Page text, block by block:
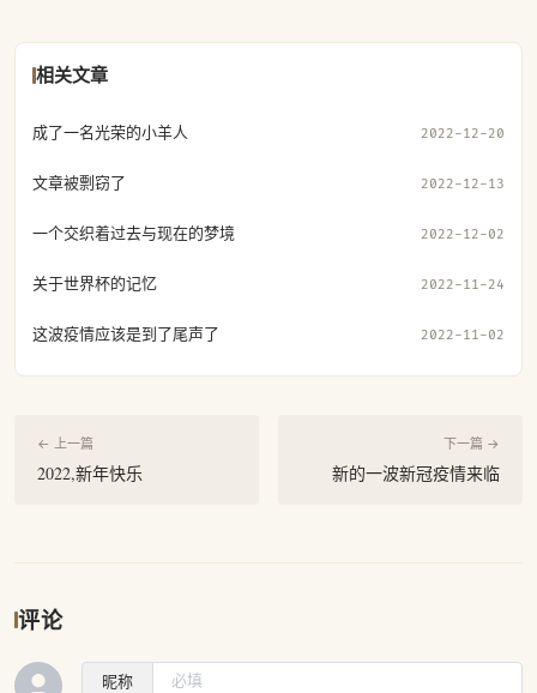
相关文章
成了一名光荣的小羊人 2022-12-20
文章被剽窃了 2022-12-13
一个交织着过去与现在的梦境 2022-12-02
关于世界杯的记忆 2022-11-24
这波疫情应该是到了尾声了 2022-11-02
← 上一篇
2022,新年快乐
下一篇 →
新的一波新冠疫情来临
评论
昵称